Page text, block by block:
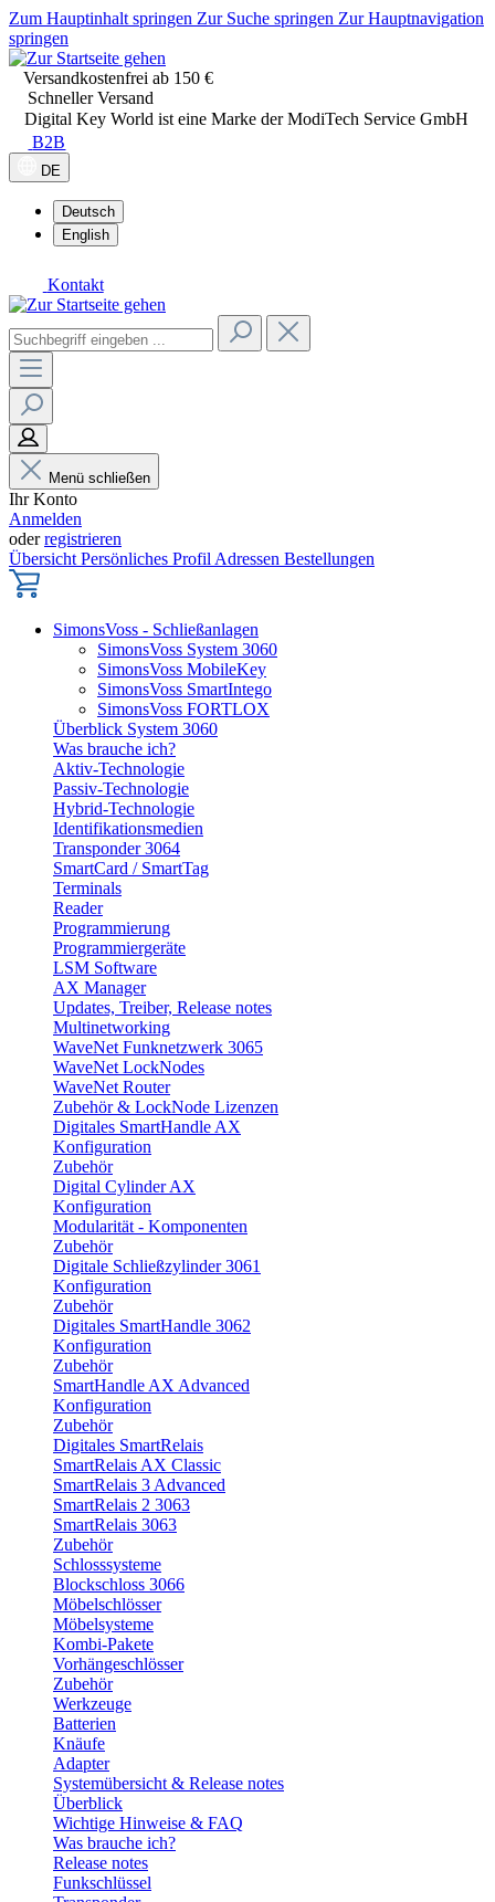
Zum Hauptinhalt springen Zur Suche springen Zur Hauptnavigation
springen
Versandkostenfrei ab 150 €
Schneller Versand
Digital Key World ist eine Marke der ModiTech Service GmbH
B2B
DE
Deutsch
English
Kontakt
Menü schließen
Ihr Konto
Anmelden
oderregistrieren
Übersicht Persönliches Profil Adressen Bestellungen
SimonsVoss - Schließanlagen
SimonsVoss System 3060
SimonsVoss MobileKey
SimonsVoss SmartIntego
SimonsVoss FORTLOX
Überblick System 3060
Was brauche ich?
Aktiv-Technologie
Passiv-Technologie
Hybrid-Technologie
Identifikationsmedien
Transponder 3064
SmartCard / SmartTag
Terminals
Reader
Programmierung
Programmiergeräte
LSM Software
AX Manager
Updates, Treiber, Release notes
Multinetworking
WaveNet Funknetzwerk 3065
WaveNet LockNodes
WaveNet Router
Zubehör & LockNode Lizenzen
Digitales SmartHandle AX
Konfiguration
Zubehör
Digital Cylinder AX
Konfiguration
Modularität - Komponenten
Zubehör
Digitale Schließzylinder 3061
Konfiguration
Zubehör
Digitales SmartHandle 3062
Konfiguration
Zubehör
SmartHandle AX Advanced
Konfiguration
Zubehör
Digitales SmartRelais
SmartRelais AX Classic
SmartRelais 3 Advanced
SmartRelais 2 3063
SmartRelais 3063
Zubehör
Schlosssysteme
Blockschloss 3066
Möbelschlösser
Möbelsysteme
Kombi-Pakete
Vorhängeschlösser
Zubehör
Werkzeuge
Batterien
Knäufe
Adapter
Systemübersicht & Release notes
Überblick
Wichtige Hinweise & FAQ
Was brauche ich?
Release notes
Funkschlüssel